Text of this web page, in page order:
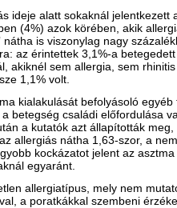
ideje alatt sokaknál jelentkezett
(4%) azok körében, akik
nátha is viszonylag nagy
az érintettek 3,1%-a
akiknél sem allergia, sem
1,1% volt.
kialakulását befolyásoló
a betegség családi előfordulása
a kutatók azt állapították
allergiás nátha 1,63-szor, a
kockázatot jelent az
egyaránt.
allergiatípus, mely nem
a poratkákkal szembeni